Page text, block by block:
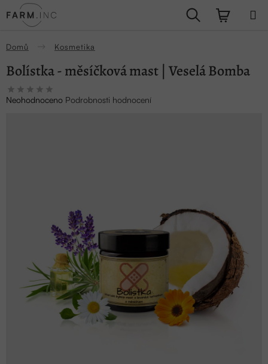
na
Hledat
Domů Kosmetika
Bolístka - měsíčková mast | Veselá Bomba
Průměrné
hodnocení
Neohodnoceno Podrobnosti hodnocení